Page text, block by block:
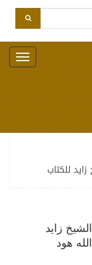
Toggle
navigation
للكتاب
زايد
هود